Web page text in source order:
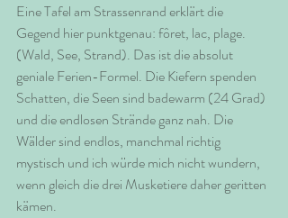
Eine Tafel am Strassenrand erklärt die
Gegend hier punktgenau: fôret, lac, plage.
(Wald, See, Strand). Das ist die absolut
geniale Ferien-Formel. Die Kiefern spenden
Schatten, die Seen sind badewarm (24 Grad)
und die endlosen Strände ganz nah. Die
Wälder sind endlos, manchmal richtig
mystisch und ich würde mich nicht wundern,
wenn gleich die drei Musketiere daher geritten
kämen.